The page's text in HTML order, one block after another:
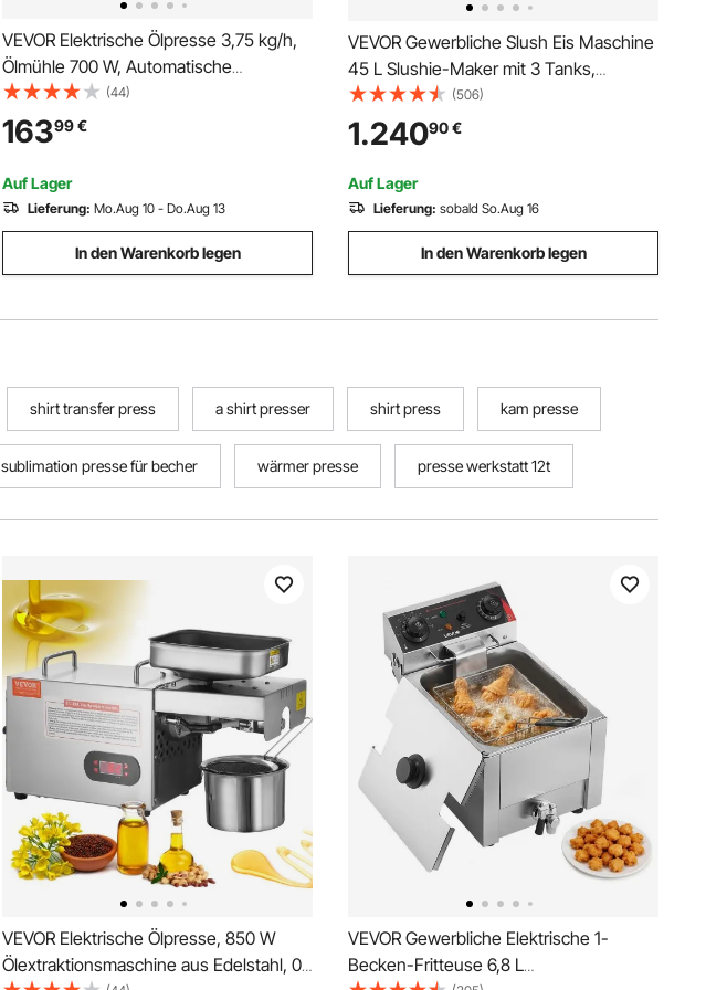
VEVOR Elektrische Ölpresse 3,75 kg/h,
Ölmühle 700 W, Automatische
Ölpressmaschine mit Heißpressung bei
300 °C & Reinigungsbürste, Ölmaschine
für Erdnüsse, Sesam, Sojabohnen und
Mandeln, Edelstahl
(44)
16399€
Auf Lager
Lieferung: Mo.Aug 10 - Do.Aug 13
In den Warenkorb legen
VEVOR Gewerbliche Slush Eis Maschine
45 L Slushie-Maker mit 3 Tanks,
Crushed Ice-Maschine aus Edelstahl für
180 Tassen Margarita und Smoothies,
Eis-Slush-Maschine für Zuhause
Gastronomie Cafés Bars
(506)
1.24090€
Auf Lager
Lieferung: sobald So.Aug 16
In den Warenkorb legen
shirt transfer press a shirt presser shirt press kam presse
sublimation presse für becher wärmer presse presse werkstatt 12t
VEVOR Elektrische Ölpresse, 850 W
Ölextraktionsmaschine aus Edelstahl, 0–
VEVOR Gewerbliche Elektrische 1-
Becken-Fritteuse 6,8 L